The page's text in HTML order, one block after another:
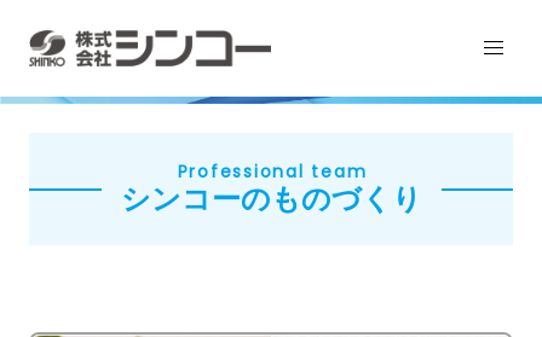
Professional team
シンコーのものづくり